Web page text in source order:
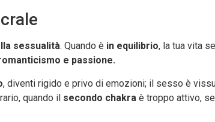
sessualità. Quando è in equilibrio, la tua vita
e passione.
, diventi rigido e privo di emozioni; il sesso è
quando il secondo chakra è troppo attivo,